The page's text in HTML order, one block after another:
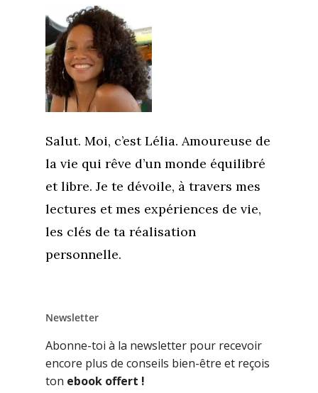
Salut. Moi, c’est Lélia. Amoureuse de
la vie qui rêve d’un monde équilibré
et libre. Je te dévoile, à travers mes
lectures et mes expériences de vie,
les clés de ta réalisation
personnelle.
Newsletter